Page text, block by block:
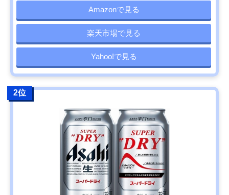
Amazonで見る
楽天市場で見る
Yahoo!で見る
2位